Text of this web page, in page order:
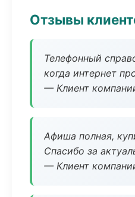
Отзывы
Телефонный
когда интернет
— Клиент
Афиша полная,
Спасибо за
— Клиент